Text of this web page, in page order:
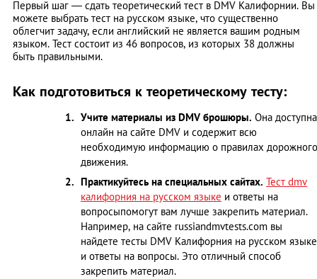
Первый шаг — сдать теоретический тест в DMV Калифорнии. Вы
можете выбрать тест на русском языке, что существенно
облегчит задачу, если английский не является вашим родным
языком. Тест состоит из 46 вопросов, из которых 38 должны
быть правильными.
Как подготовиться к теоретическому тесту:
Учите материалы из DMV брошюры. Она доступна
онлайн на сайте DMV и содержит всю
необходимую информацию о правилах дорожного
движения.
Практикуйтесь на специальных сайтах. Тест dmv
калифорния на русском языке и ответы на
вопросыпомогут вам лучше закрепить материал.
Например, на сайте russiandmvtests.com вы
найдете тесты DMV Калифорния на русском языке
и ответы на вопросы. Это отличный способ
закрепить материал.